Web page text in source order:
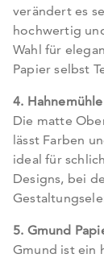
verändert es
hochwertig
Wahl für
Papier selbst
4.
Die matte
lässt Farben
ideal für
Designs, bei
5. Gmund
Gmund ist ein